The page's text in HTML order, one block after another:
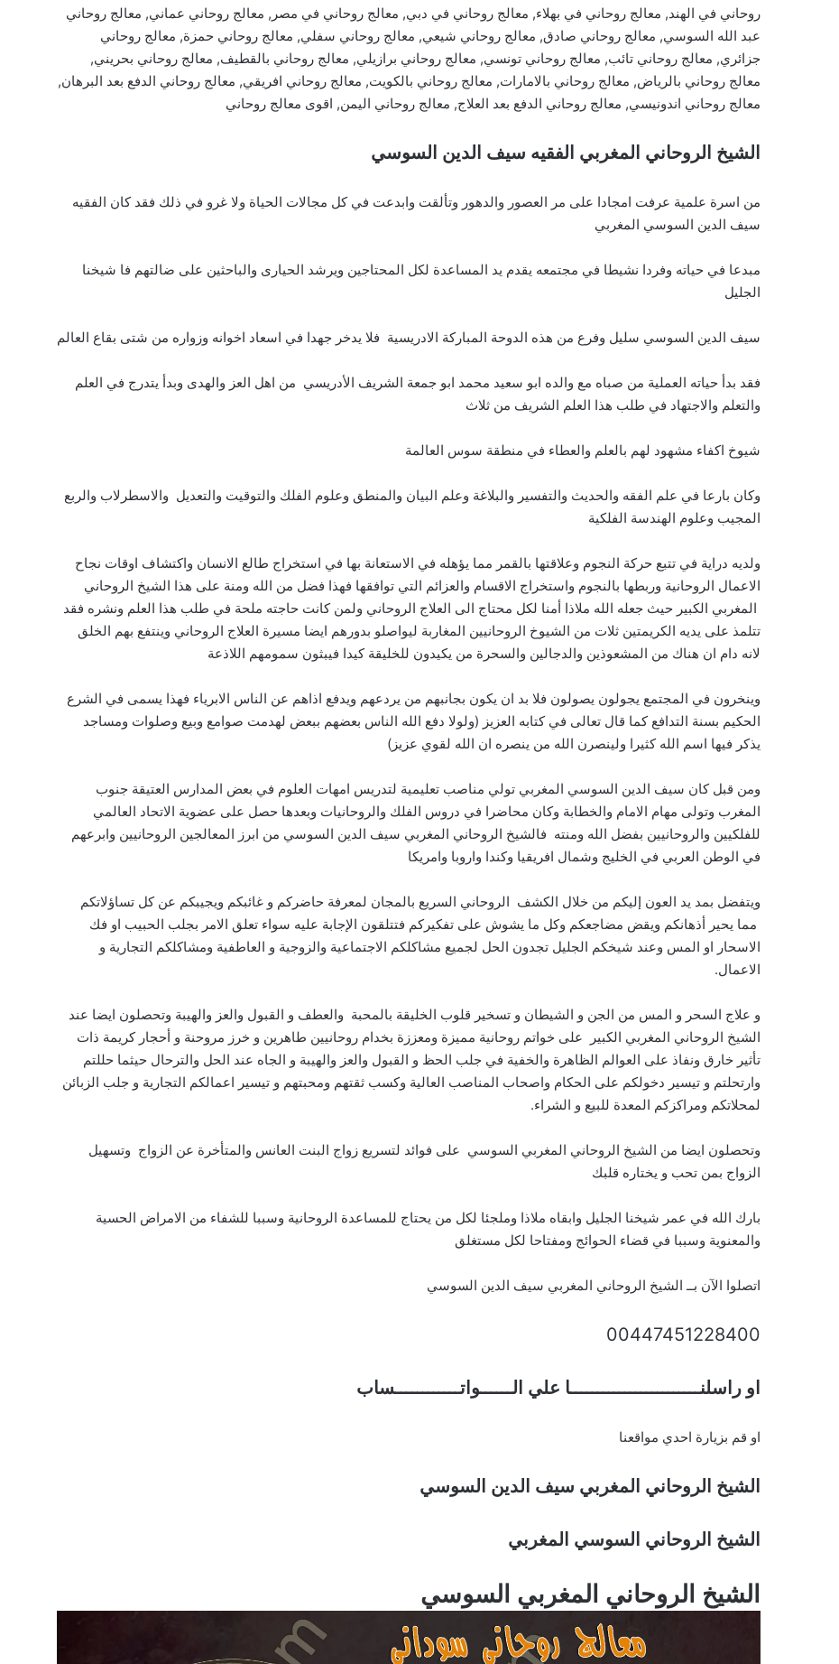
روحاني في الهند, معالج روحاني في بهلاء, معالج روحاني في دبي, معالج روحاني في مصر, معالج روحاني عماني, معالج روحاني
عبد الله السوسي, معالج روحاني صادق, معالج روحاني شيعي, معالج روحاني سفلي, معالج روحاني حمزة, معالج روحاني
جزائري, معالج روحاني تائب, معالج روحاني تونسي, معالج روحاني برازيلي, معالج روحاني بالقطيف, معالج روحاني بحريني,
معالج روحاني بالرياض, معالج روحاني بالامارات, معالج روحاني بالكويت, معالج روحاني افريقي, معالج روحاني الدفع بعد البرهان,
معالج روحاني اندونيسي, معالج روحاني الدفع بعد العلاج, معالج روحاني اليمن, اقوى معالج روحاني
الشيخ الروحاني المغربي الفقيه سيف الدين السوسي
من اسرة علمية عرفت امجادا على مر العصور والدهور وتألقت وابدعت في كل مجالات الحياة ولا غرو في ذلك فقد كان الفقيه
سيف الدين السوسي المغربي
مبدعا في حياته وفردا نشيطا في مجتمعه يقدم يد المساعدة لكل المحتاجين ويرشد الحيارى والباحثين على ضالتهم فا شيخنا
الجليل
سيف الدين السوسي سليل وفرع من هذه الدوحة المباركة الادريسية فلا يدخر جهدا في اسعاد اخوانه وزواره من شتى بقاع العالم
فقد بدأ حياته العملية من صباه مع والده ابو سعيد محمد ابو جمعة الشريف الأدريسي من اهل العز والهدى وبدأ يتدرج في العلم
والتعلم والاجتهاد في طلب هذا العلم الشريف من ثلاث
شيوخ اكفاء مشهود لهم بالعلم والعطاء في منطقة سوس العالمة
وكان بارعا في علم الفقه والحديث والتفسير والبلاغة وعلم البيان والمنطق وعلوم الفلك والتوقيت والتعديل والاسطرلاب والربع
المجيب وعلوم الهندسة الفلكية
ولديه دراية في تتبع حركة النجوم وعلاقتها بالقمر مما يؤهله في الاستعانة بها في استخراج طالع الانسان واكتشاف اوقات نجاح
الاعمال الروحانية وربطها بالنجوم واستخراج الاقسام والعزائم التي توافقها فهذا فضل من الله ومنة على هذا الشيخ الروحاني
المغربي الكبير حيث جعله الله ملاذا أمنا لكل محتاج الى العلاج الروحاني ولمن كانت حاجته ملحة في طلب هذا العلم ونشره فقد
تتلمذ على يديه الكريمتين ثلات من الشيوخ الروحانيين المغاربة ليواصلو بدورهم ايضا مسيرة العلاج الروحاني وينتفع بهم الخلق
لانه دام ان هناك من المشعوذين والدجالين والسحرة من يكيدون للخليقة كيدا فيبثون سمومهم اللاذعة
وينخرون في المجتمع يجولون يصولون فلا بد ان يكون بجانبهم من يردعهم ويدفع اذاهم عن الناس الابرياء فهذا يسمى في الشرع
الحكيم بسنة التدافع كما قال تعالى في كتابه العزيز (ولولا دفع الله الناس بعضهم ببعض لهدمت صوامع وبيع وصلوات ومساجد
يذكر فيها اسم الله كثيرا ولينصرن الله من ينصره ان الله لقوي عزيز)
ومن قبل كان سيف الدين السوسي المغربي تولي مناصب تعليمية لتدريس امهات العلوم في بعض المدارس العتيقة جنوب
المغرب وتولى مهام الامام والخطابة وكان محاضرا في دروس الفلك والروحانيات وبعدها حصل على عضوية الاتحاد العالمي
للفلكيين والروحانيين بفضل الله ومنته فالشيخ الروحاني المغربي سيف الدين السوسي من ابرز المعالجين الروحانيين وابرعهم
في الوطن العربي في الخليج وشمال افريقيا وكندا واروبا وامريكا
ويتفضل بمد يد العون إليكم من خلال الكشف الروحاني السريع بالمجان لمعرفة حاضركم و غائبكم ويجيبكم عن كل تساؤلاتكم
مما يحير أذهانكم ويقض مضاجعكم وكل ما يشوش على تفكيركم فتتلقون الإجابة عليه سواء تعلق الامر بجلب الحبيب او فك
الاسحار او المس وعند شيخكم الجليل تجدون الحل لجميع مشاكلكم الاجتماعية والزوجية و العاطفية ومشاكلكم التجارية و
الاعمال.
و علاج السحر و المس من الجن و الشيطان و تسخير قلوب الخليقة بالمحبة والعطف و القبول والعز والهيبة وتحصلون ايضا عند
الشيخ الروحاني المغربي الكبير على خواتم روحانية مميزة ومعززة بخدام روحانيين طاهرين و خرز مروحنة و أحجار كريمة ذات
تأثير خارق ونفاذ على العوالم الظاهرة والخفية في جلب الحظ و القبول والعز والهيبة و الجاه عند الحل والترحال حيثما حللتم
وارتحلتم و تيسير دخولكم على الحكام واصحاب المناصب العالية وكسب ثقتهم ومحبتهم و تيسير اعمالكم التجارية و جلب الزبائن
لمحلاتكم ومراكزكم المعدة للبيع و الشراء.
وتحصلون ايضا من الشيخ الروحاني المغربي السوسي على فوائد لتسريع زواج البنت العانس والمتأخرة عن الزواج وتسهيل
الزواج بمن تحب و يختاره قلبك
بارك الله في عمر شيخنا الجليل وابقاه ملاذا وملجئا لكل من يحتاج للمساعدة الروحانية وسببا للشفاء من الامراض الحسية
والمعنوية وسببا في قضاء الحوائج ومفتاحا لكل مستغلق
اتصلوا الآن بــ الشيخ الروحاني المغربي سيف الدين السوسي
00447451228400
او راسلنــــــــــــــــــــــــا علي الــــــواتــــــــــــساب
او قم بزيارة احدي مواقعنا
الشيخ الروحاني المغربي سيف الدين السوسي
الشيخ الروحاني السوسي المغربي
الشيخ الروحاني المغربي السوسي